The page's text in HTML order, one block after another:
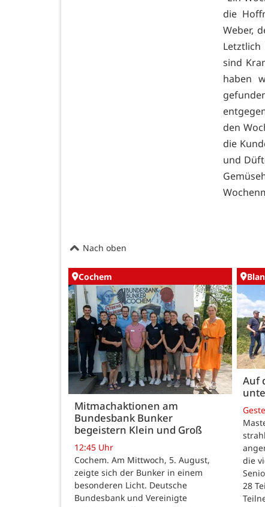
die
Weber,
sind
haben
den
die
und
Nach oben
Cochem
Mitmachaktionen am
Bundesbank Bunker
begeistern Klein und Groß
12:45 Uhr
Cochem. Am Mittwoch, 5. August,
zeigte sich der Bunker in einem
besonderen Licht. Deutsche
Bundesbank und Vereinigte
Auf
die
28